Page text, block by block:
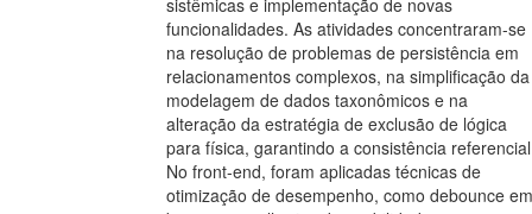
sistêmicas e implementação de novas
funcionalidades. As atividades concentraram-se
na resolução de problemas de persistência em
relacionamentos complexos, na simplificação da
modelagem de dados taxonômicos e na
alteração da estratégia de exclusão de lógica
para física, garantindo a consistência
No front-end, foram aplicadas técnicas de
otimização de desempenho, como debounce em